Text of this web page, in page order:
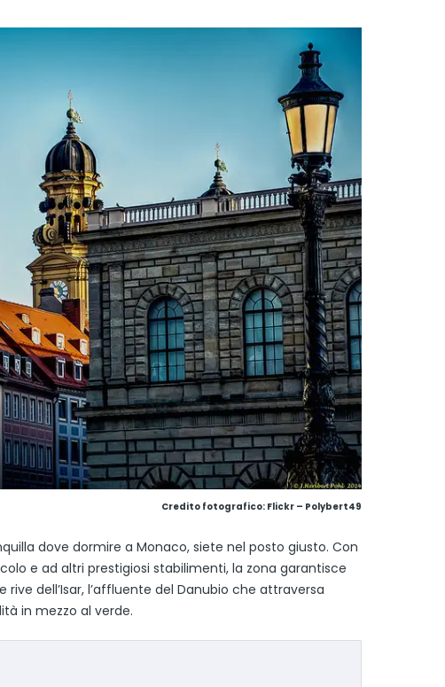
Credito fotografico: Flickr – Polybert49
dove dormire a Monaco, siete nel posto giusto. Con
e ad altri prestigiosi stabilimenti, la zona garantisce
dell’Isar, l’affluente del Danubio che attraversa
in mezzo al verde.